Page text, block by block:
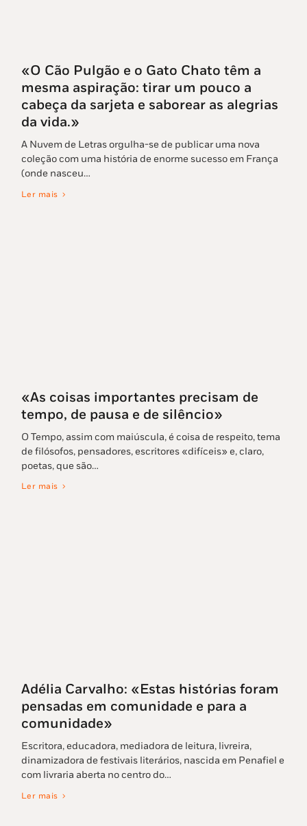
«O Cão Pulgão e o Gato Chato têm a
mesma aspiração: tirar um pouco a
cabeça da sarjeta e saborear as alegrias
da vida.»
A Nuvem de Letras orgulha-se de publicar uma nova
coleção com uma história de enorme sucesso em França
(onde nasceu…
Ler mais
«As coisas importantes precisam de
tempo, de pausa e de silêncio»
O Tempo, assim com maiúscula, é coisa de respeito, tema
de filósofos, pensadores, escritores «difíceis» e, claro,
poetas, que são…
Ler mais
Adélia Carvalho: «Estas histórias foram
pensadas em comunidade e para a
comunidade»
Escritora, educadora, mediadora de leitura, livreira,
dinamizadora de festivais literários, nascida em Penafiel e
com livraria aberta no centro do…
Ler mais